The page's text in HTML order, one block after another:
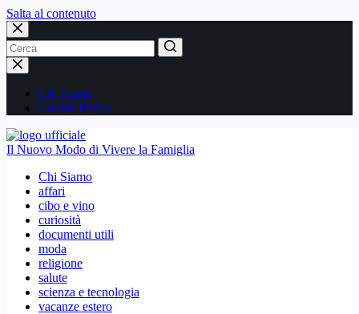
Salta al contenuto
Nessun
risultato
Chi Siamo
Cookie Policy
Il Nuovo Modo di Vivere la Famiglia
Chi Siamo
affari
cibo e vino
curiosità
documenti utili
moda
religione
salute
scienza e tecnologia
vacanze estero